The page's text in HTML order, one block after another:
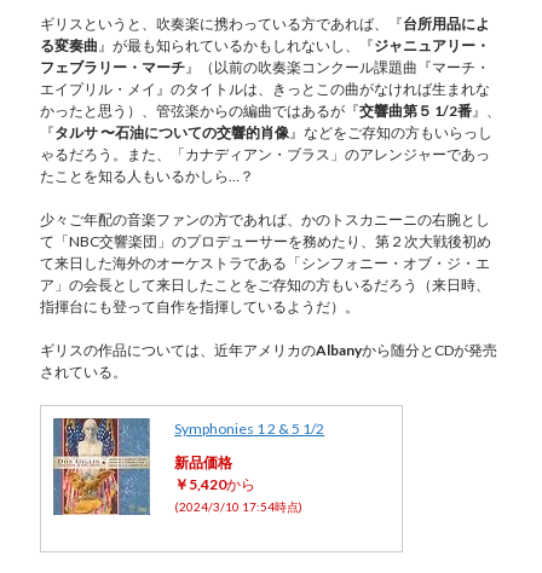
ギリスというと、吹奏楽に携わっている方であれば、『台所用品によ
る変奏曲』が最も知られているかもしれないし、『ジャニュアリー・
フェブラリー・マーチ』（以前の吹奏楽コンクール課題曲『マーチ・
エイプリル・メイ』のタイトルは、きっとこの曲がなければ生まれな
かったと思う）、管弦楽からの編曲ではあるが『交響曲第５ 1/2番』、
『タルサ 〜石油についての交響的肖像』などをご存知の方もいらっし
ゃるだろう。また、「カナディアン・ブラス」のアレンジャーであっ
たことを知る人もいるかしら…？
少々ご年配の音楽ファンの方であれば、かのトスカニーニの右腕とし
て「NBC交響楽団」のプロデューサーを務めたり、第２次大戦後初め
て来日した海外のオーケストラである「シンフォニー・オブ・ジ・エ
ア」の会長として来日したことをご存知の方もいるだろう（来日時、
指揮台にも登って自作を指揮しているようだ）。
ギリスの作品については、近年アメリカのAlbanyから随分とCDが発売
されている。
Symphonies 1 2 & 5 1/2
新品価格
￥5,420から
(2024/3/10 17:54時点)